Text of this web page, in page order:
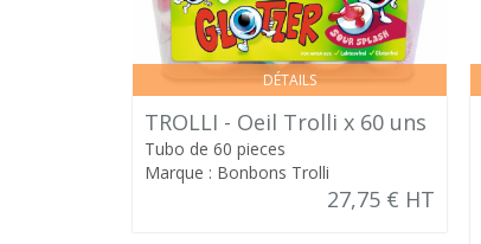
DÉTAILS
TROLLI - Oeil Trolli x 60 uns
Tubo de 60 pieces
Marque : Bonbons Trolli
27,75 € HT